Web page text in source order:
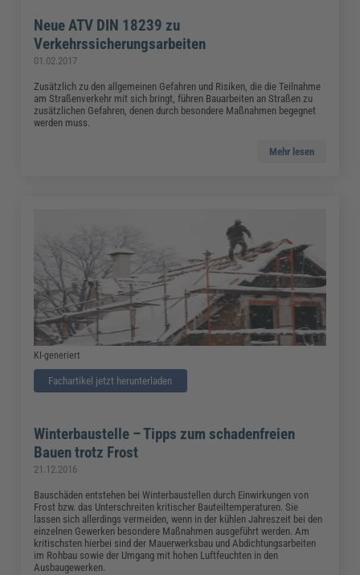
Neue ATV DIN 18239 zu
Verkehrssicherungsarbeiten
01.02.2017
Zusätzlich zu den allgemeinen Gefahren und Risiken, die die Teilnahme
am Straßenverkehr mit sich bringt, führen Bauarbeiten an Straßen zu
zusätzlichen Gefahren, denen durch besondere Maßnahmen begegnet
werden muss.
Mehr lesen
KI-generiert
Fachartikel jetzt herunterladen
Winterbaustelle – Tipps zum schadenfreien
Bauen trotz Frost
21.12.2016
Bauschäden entstehen bei Winterbaustellen durch Einwirkungen von
Frost bzw. das Unterschreiten kritischer Bauteiltemperaturen. Sie
lassen sich allerdings vermeiden, wenn in der kühlen Jahreszeit bei den
einzelnen Gewerken besondere Maßnahmen ausgeführt werden. Am
kritischsten hierbei sind der Mauerwerksbau und Abdichtungsarbeiten
im Rohbau sowie der Umgang mit hohen Luftfeuchten in den
Ausbaugewerken.